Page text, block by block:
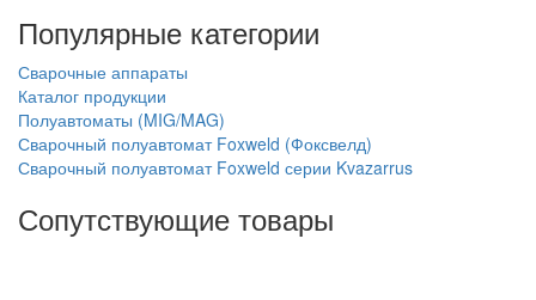
Популярные категории
Сварочные аппараты
Каталог продукции
Полуавтоматы (MIG/MAG)
Сварочный полуавтомат Foxweld (Фоксвелд)
Сварочный полуавтомат Foxweld серии Kvazarrus
Сопутствующие товары